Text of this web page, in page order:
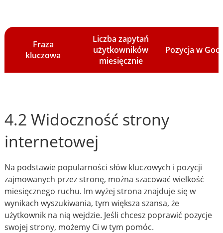
Fraza
kluczowa
Liczba zapytań
użytkowników
miesięcznie
Pozycja w
4.2 Widoczność strony
internetowej
Na podstawie popularności słów kluczowych i pozycji
zajmowanych przez stronę, można szacować wielkość
miesięcznego ruchu. Im wyżej strona znajduje się w
wynikach wyszukiwania, tym większa szansa, że
użytkownik na nią wejdzie. Jeśli chcesz poprawić pozycje
swojej strony, możemy Ci w tym pomóc.